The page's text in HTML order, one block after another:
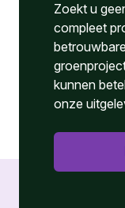
Zoekt u
compleet
kunnen
onze